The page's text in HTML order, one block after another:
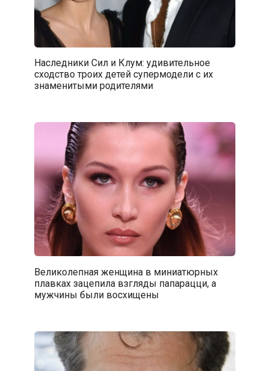
Наследники Сил и Клум: удивительное
сходство троих детей супермодели с их
знаменитыми родителями
Великолепная женщина в миниатюрных
плавках зацепила взгляды папарацци, а
мужчины были восхищены